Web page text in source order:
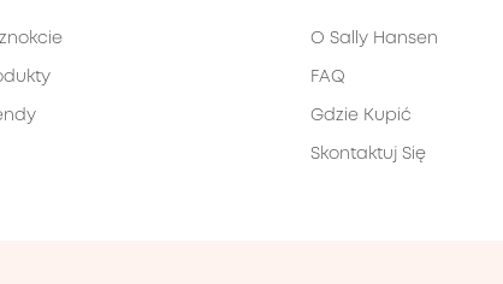
O Sally Hansen
FAQ
Gdzie Kupić
Skontaktuj Się